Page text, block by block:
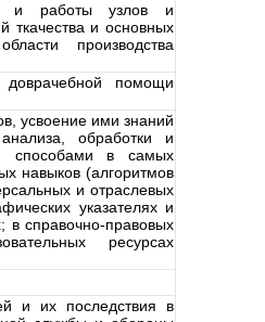
и работы узлов и
ткачества и основных
производства
доврачебной помощи
усвоение ими знаний
обработки и
способами в самых
навыков (алгоритмов
и отраслевых
указателях и
в справочно-правовых
ресурсах
и их последствия в